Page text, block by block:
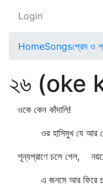
Login
HomeSongsপ্রেম ও
২৬ (oke
ওকে কেন কাঁদালি! ও
ওর হাসিমুখ যে আর
শূন্যপ্রাণে চলে গেল,
এ জনমে আর ফিরে